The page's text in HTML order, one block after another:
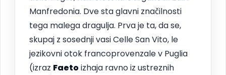
Manfredonia. Dve sta glavni značilnosti
tega malega dragulja. Prva je ta, da se,
skupaj z sosednji vasi Celle San Vito, le
jezikovni otok francoprovenzale v Puglia
(izraz Faetoizhaja ravno iz ustreznih